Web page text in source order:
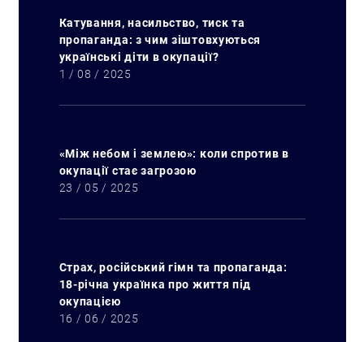
Катування, насильство, тиск та
пропаганда: з чим зіштовхуються
українські діти в окупації?
1 / 08 / 2025
«Між небом і землею»: коли спротив в
окупації стає загрозою
23 / 05 / 2025
Страх, російський гімн та пропаганда:
18-річна українка про життя під
окупацією
16 / 06 / 2025